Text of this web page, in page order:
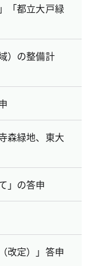
「都立大戸緑
）の整備計
森緑地、東大
」の答申
改定）」答申